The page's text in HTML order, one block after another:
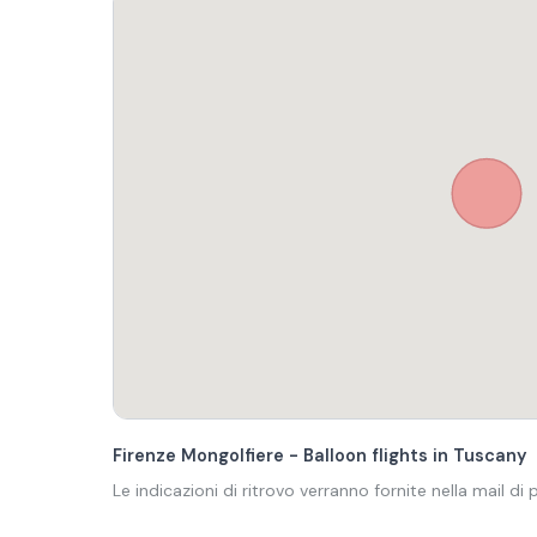
Firenze Mongolfiere - Balloon flights in Tuscany
Le indicazioni di ritrovo verranno fornite nella mail di